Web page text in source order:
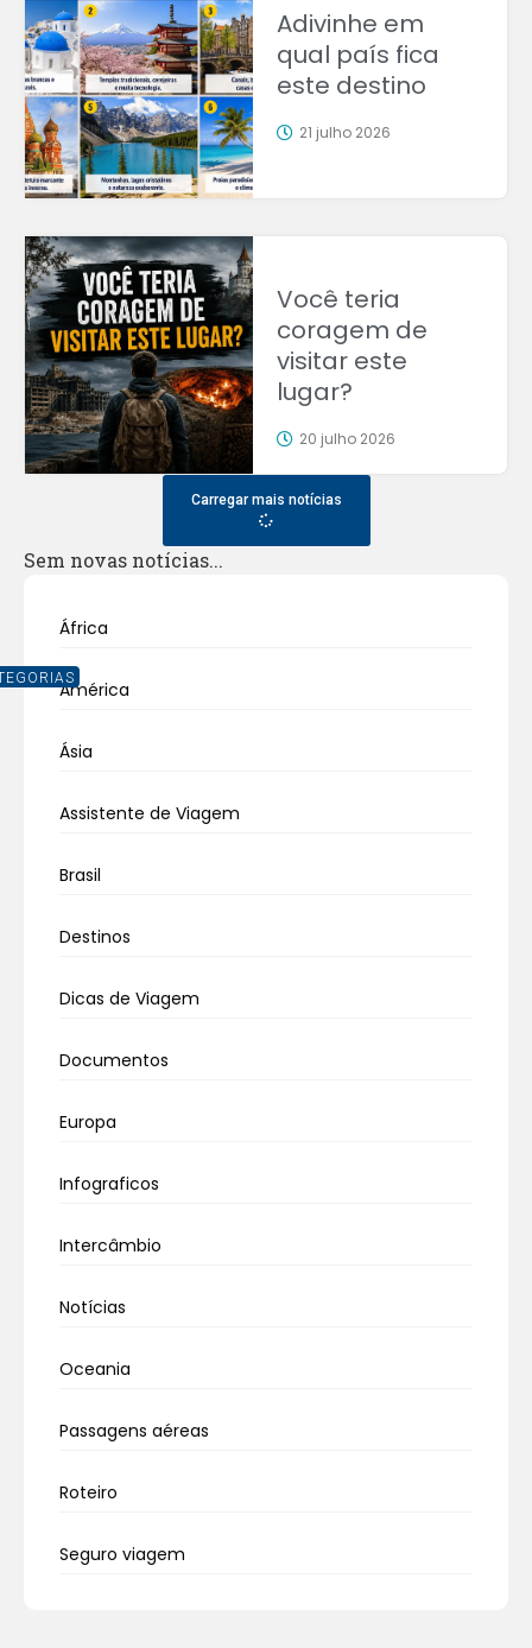
África
América
Ásia
Assistente de Viagem
Brasil
Destinos
Dicas de Viagem
Documentos
Europa
Infograficos
Intercâmbio
Notícias
Oceania
Passagens aéreas
Roteiro
Seguro viagem
Adivinhe em
qual país fica
este destino
21 julho 2026
Você teria
coragem de
visitar este
lugar?
20 julho 2026
Carregar mais notícias
Sem novas notícias...